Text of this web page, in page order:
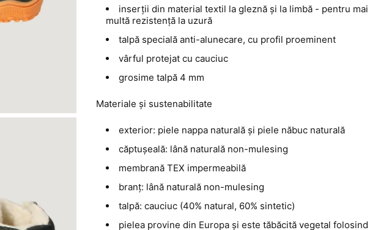
inserții din material textil la gleznă și la limbă - pentru mai
multă rezistență la uzură
talpă specială anti-alunecare, cu profil proeminent
vârful protejat cu cauciuc
grosime talpă 4 mm
Materiale și sustenabilitate
exterior: piele nappa naturală și piele năbuc naturală
căptușeală: lână naturală non-mulesing
membrană TEX impermeabilă
branț: lână naturală non-mulesing
talpă: cauciuc (40% natural, 60% sintetic)
pielea provine din Europa și este tăbăcită vegetal folosind